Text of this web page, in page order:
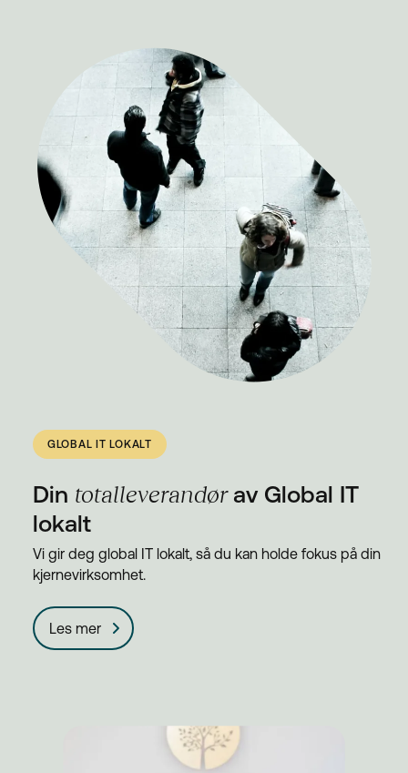
GLOBAL IT LOKALT
Din totalleverandør av Global IT
lokalt
Vi gir deg global IT lokalt, så du kan holde fokus på din
kjernevirksomhet.
Les mer